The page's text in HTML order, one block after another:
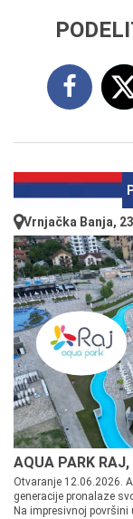
Vrnjačka Banja,
AQUA PARK
Otvaranje 12.06.2026.
generacije pronalaze
Na impresivnoj